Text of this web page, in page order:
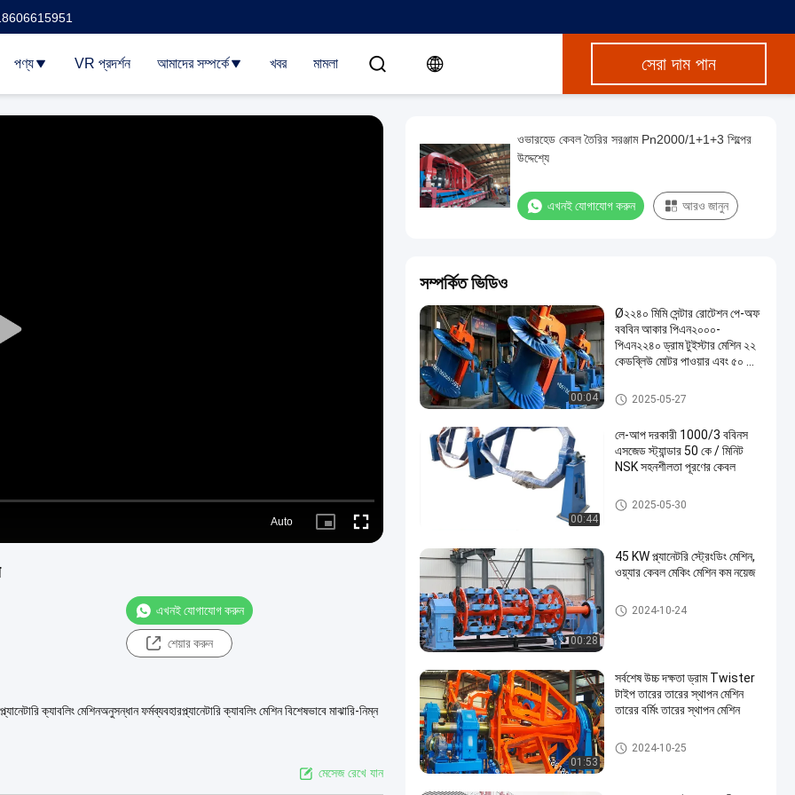
পণ্য VR প্রদর্শন আমাদের সম্পর্কে খবর মামলা সেরা দাম পান
Play
Auto
Picture- Fullscreen
এখনই যোগাযোগ করুন
শেয়ার করুন
ক্যাবলিং মেশিনঅনুসন্ধান ফর্মব্যবহারপ্ল্যানেটারি ক্যাবলিং মেশিন বিশেষভাবে মাঝারি-নিম্ন
মেসেজ রেখে যান
ওভারহেড কেবল তৈরির সরঞ্জাম Pn2000/1+1+3 শিল্পের
উদ্দেশ্যে
এখনই যোগাযোগ করুন আরও জানুন
সম্পর্কিত ভিডিও
00:04
Ø২২৪০ মিমি সেন্টার রোটেশন পে-অফ
বববিন আকার পিএন২০০০-
পিএন২২৪০ ড্রাম টুইস্টার মেশিন ২২
কেডব্লিউ মোটর পাওয়ার এবং ৫০ আর
ড্রাম টুইস্টার মেশিন
2025-05-27
00:44
লে-আপ দরকারী 1000/3 ববিনস
এসজেড স্ট্যান্ডার 50 কে / মিনিট
NSK সহনশীলতা পূরণের কেবল
মেশিন স্থাপন করা
2025-05-30
00:28
45 KW প্ল্যানেটরি স্ট্রেংডিং মেশিন,
ওয়্যার কেবল মেকিং মেশিন কম নয়েজ
গ্রহ স্ট্রান্ডিং মেশিন
2024-10-24
01:53
সর্বশেষ উচ্চ দক্ষতা ড্রাম Twister
টাইপ তারের তারের স্থাপন মেশিন
তারের বর্মিং তারের স্থাপন মেশিন
মেশিন স্থাপন করা
2024-10-25